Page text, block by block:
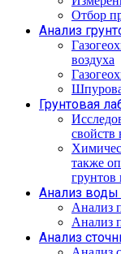
Отбор
Анализ
воздуха
Грунтовая
свойств
также
Анализ воды
Анализ
Анализ
Анализ